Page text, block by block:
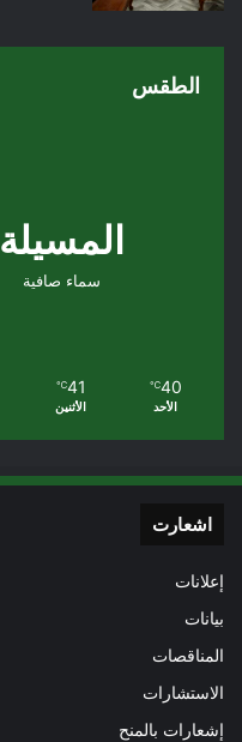
الطقس
المسيلة
سماء صافية
40
℃
الأحد
41
℃
الأثنين
اشعارت
إعلانات
بيانات
المناقصات
الاستشارات
إشعارات بالمنح